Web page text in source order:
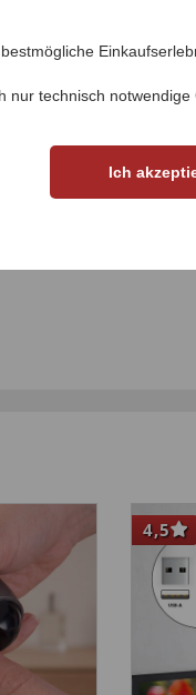
4,5
nur technisch notwendige
Ich